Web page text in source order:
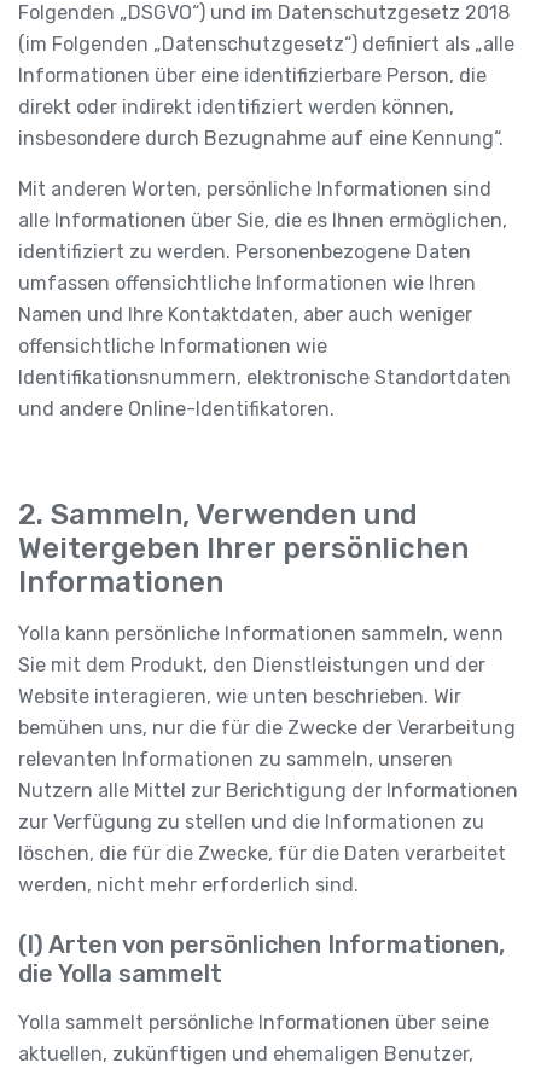
Folgenden „DSGVO“) und im Datenschutzgesetz 2018
(im Folgenden „Datenschutzgesetz“) definiert als „alle
Informationen über eine identifizierbare Person, die
direkt oder indirekt identifiziert werden können,
insbesondere durch Bezugnahme auf eine Kennung“.
Mit anderen Worten, persönliche Informationen sind
alle Informationen über Sie, die es Ihnen ermöglichen,
identifiziert zu werden. Personenbezogene Daten
umfassen offensichtliche Informationen wie Ihren
Namen und Ihre Kontaktdaten, aber auch weniger
offensichtliche Informationen wie
Identifikationsnummern, elektronische Standortdaten
und andere Online-Identifikatoren.
2. Sammeln, Verwenden und
Weitergeben Ihrer persönlichen
Informationen
Yolla kann persönliche Informationen sammeln, wenn
Sie mit dem Produkt, den Dienstleistungen und der
Website interagieren, wie unten beschrieben. Wir
bemühen uns, nur die für die Zwecke der Verarbeitung
relevanten Informationen zu sammeln, unseren
Nutzern alle Mittel zur Berichtigung der Informationen
zur Verfügung zu stellen und die Informationen zu
löschen, die für die Zwecke, für die Daten verarbeitet
werden, nicht mehr erforderlich sind.
(I) Arten von persönlichen Informationen,
die Yolla sammelt
Yolla sammelt persönliche Informationen über seine
aktuellen, zukünftigen und ehemaligen Benutzer,